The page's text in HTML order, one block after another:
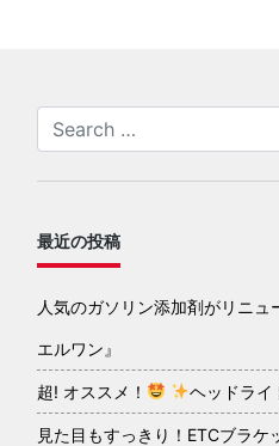
最近の投稿
人気のガソリン添加剤がリニュ
エルワン』
超! オススメ！ ヘッドライ
見た目もすっきり！ETCブラケ